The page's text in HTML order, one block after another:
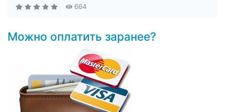
664
Можно оплатить заранее?